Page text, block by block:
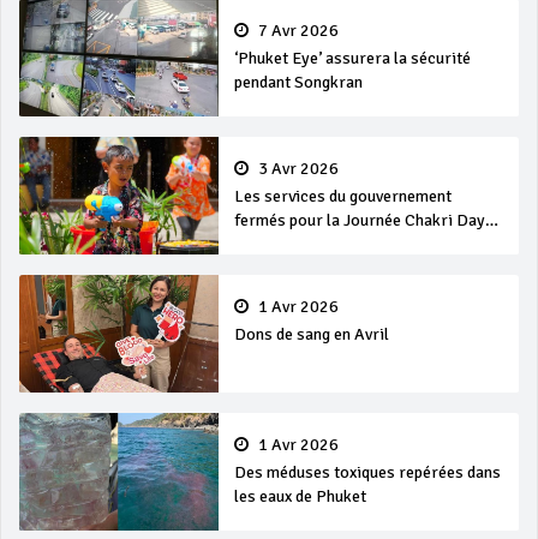
7 Avr 2026
‘Phuket Eye’ assurera la sécurité
pendant Songkran
3 Avr 2026
Les services du gouvernement
fermés pour la Journée Chakri Day
1 Avr 2026
Dons de sang en Avril
1 Avr 2026
Des méduses toxiques repérées dans
les eaux de Phuket